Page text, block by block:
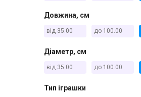
Довжина, см
Діаметр, см
Тип іграшки